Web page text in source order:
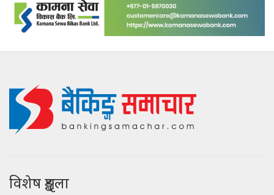
विशेष शृङ्खला